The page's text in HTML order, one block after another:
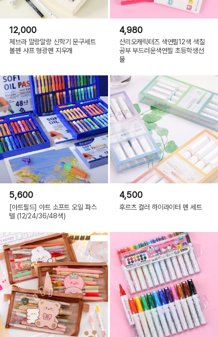
12,000
제브라 말랑말랑 신학기 문구세트
볼펜 샤프 형광펜 지우개
4,980
산리오캐릭터즈 색연필12색 색칠
공부 부드러운색연필 초등학생선
물
5,600
[아트필드] 아트 소프트 오일 파스
텔 (12/24/36/48색)
4,500
후르츠 컬러 하이라이터 펜 세트